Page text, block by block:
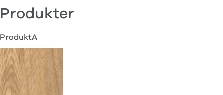
Produkter
ProduktA